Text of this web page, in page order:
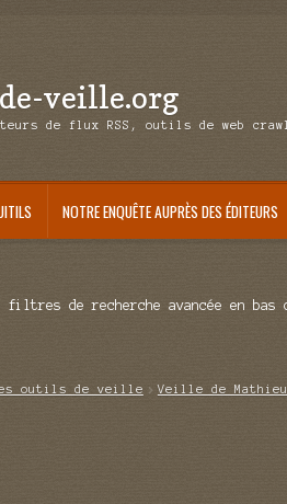
veille.org
de flux RSS, outils de web
NOTRE ENQUÊTE AUPRÈS DES ÉDITEURS
filtres de recherche avancée en bas
outils de veille Veille de Mathieu